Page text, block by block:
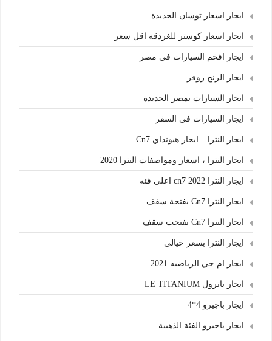
ايجار اسعار توسان الجديدة
ايجار اسعار كوستر للغردقة اقل سعر
ايجار افخم السيارات في مصر
ايجار الرنج روفر
ايجار السيارات بمصر الجديدة
ايجار السيارات في السفر
ايجار النترا – ايجار هيونداي Cn7
ايجار النترا ، اسعار ومواصفات النترا 2020
ايجار النترا cn7 2022 اعلي فئه
ايجار النترا Cn7 بفتحة سقف
ايجار النترا Cn7 بفتحت سقف
ايجار النترا بسعر خيالي
ايجار ام جي الرياضيه 2021
ايجار باترول LE TITANIUM
ايجار باجيرو 4*4
ايجار باجيرو الفئة الذهبية